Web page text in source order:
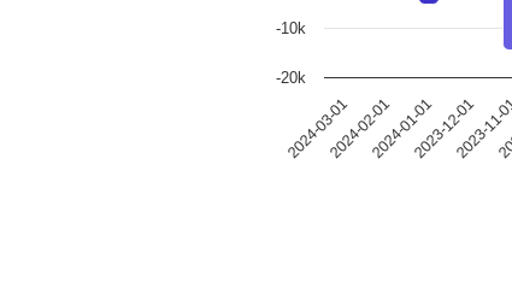
2024-03-012024-02-012024-01-012023-12-01
2023-
-20k
-10k